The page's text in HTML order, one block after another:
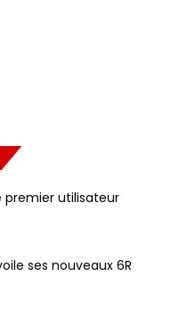
premier utilisateur
ses nouveaux 6R